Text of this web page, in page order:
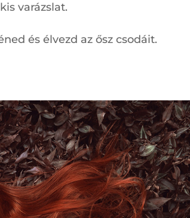
varázslat.
és élvezd az ősz csodáit.